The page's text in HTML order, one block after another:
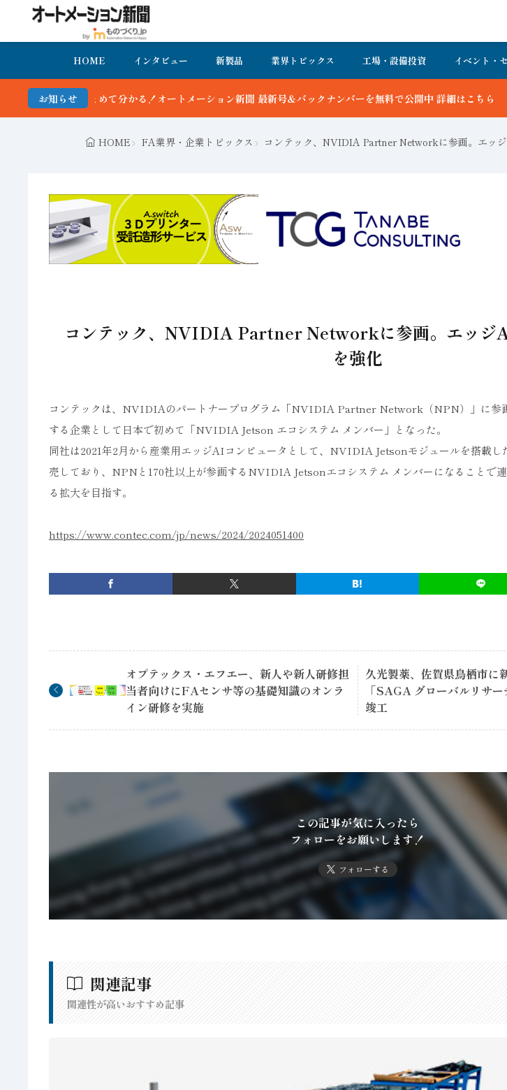
HOME インタビュー 新製品 業界トピックス 工場・設備投資 イベント・
お知らせ
トメーション新聞 最新号＆バックナンバーを無料で公開中 詳細はこちら
HOME FA業界・企業トピックス コンテック、NVIDIA Partner Networkに参画。エッ
コンテック、NVIDIA Partner Networkに参画。エッジ
を強化
コンテックは、NVIDIAのパートナープログラム「NVIDIA Partner Network（NPN）」に参
する企業として日本で初めて「NVIDIA Jetson エコシステム メンバー」となった。
同社は2021年2月から産業用エッジAIコンピュータとして、NVIDIA Jetsonモジュールを搭載
売しており、NPNと170社以上が参画するNVIDIA Jetsonエコシステム メンバーになることで
る拡大を目指す。
https://www.contec.com/jp/news/2024/2024051400
オプテックス・エフエー、新人や新人研修担
当者向けにFAセンサ等の基礎知識のオンラ
イン研修を実施
久光製薬、佐賀県鳥栖市に
「SAGA グローバルリサ
竣工
この記事が気に入ったら
フォローをお願いします！
フォローする
関連記事
関連性が高いおすすめ記事